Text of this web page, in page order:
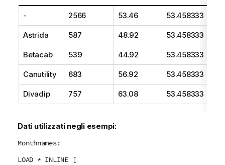
- 2566 53.46 53.458333
Astrida 587 48.92 53.458333
Betacab 539 44.92 53.458333
Canutility 683 56.92 53.458333
Divadip 757 63.08 53.458333
Dati utilizzati negli esempi:
Monthnames:
LOAD * INLINE [